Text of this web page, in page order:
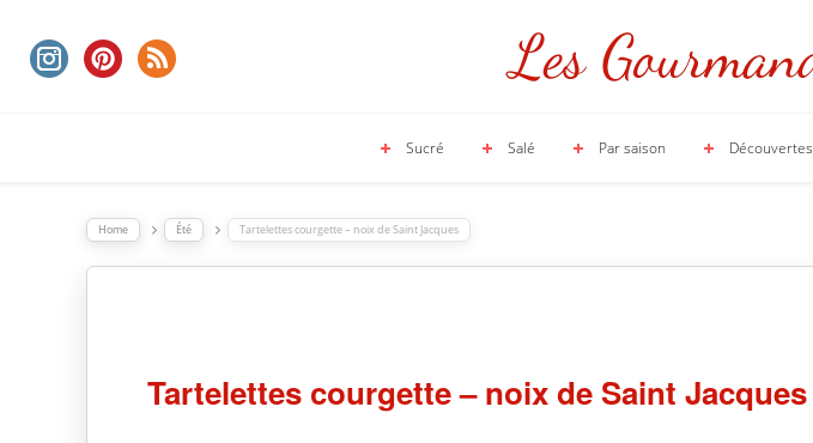
Sucré Salé Par saison Découvertes
Home Été Tartelettes courgette – noix de Saint Jacques
Tartelettes courgette – noix de Saint Jacques